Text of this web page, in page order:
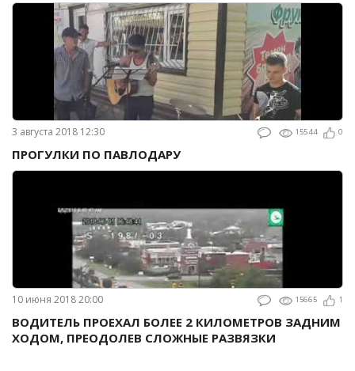
3 августа 2018 12:30 15544 0
ПРОГУЛКИ ПО ПАВЛОДАРУ
10 июня 2018 20:00 15665 1
ВОДИТЕЛЬ ПРОЕХАЛ БОЛЕЕ 2 КИЛОМЕТРОВ ЗАДНИМ
ХОДОМ, ПРЕОДОЛЕВ СЛОЖНЫЕ РАЗВЯЗКИ